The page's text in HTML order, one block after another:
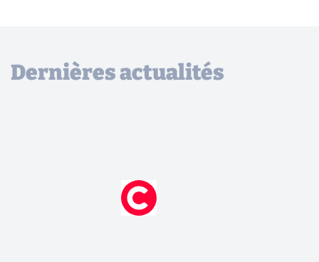
Dernières actualités